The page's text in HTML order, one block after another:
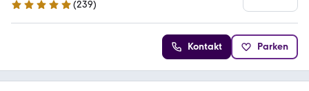
4.9 Sterne (239)
Kontakt Parken